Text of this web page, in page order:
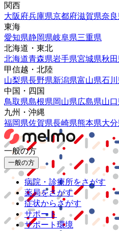
関西
大阪府兵庫県京都府滋賀県奈
東海
愛知県静岡県岐阜県三重県
北海道・東北
北海道青森県岩手県宮城県秋
甲信越・北陸
山梨県長野県新潟県富山県石
中国・四国
鳥取県島根県岡山県広島県山
九州・沖縄
福岡県佐賀県長崎県熊本県大
一般の方
一般の方
病院・診療所をさがす
薬局をさがす
症状からさがす
サポート
サポート環境